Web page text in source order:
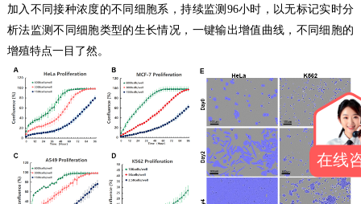
加入不同接种浓度的不同细胞系，持续监测96小时，以无标记实时分
析法监测不同细胞类型的生长情况，一键输出增值曲线，不同细胞的
增殖特点一目了然。
在线